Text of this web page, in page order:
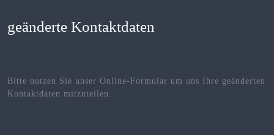
geänderte Kontaktdaten
Bitte nutzen Sie unser Online-Formular um uns Ihre geänderten
Kontaktdaten mitzuteilen.